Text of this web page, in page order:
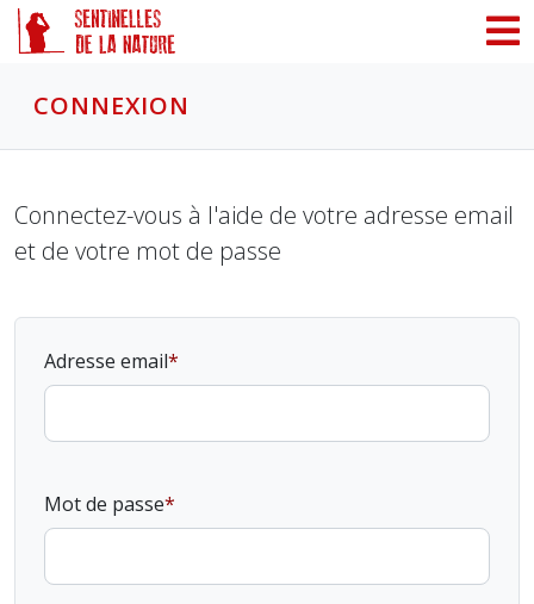
CONNEXION
Connectez-vous à l'aide de votre adresse email
et de votre mot de passe
Adresse email
Mot de passe
Panneau de gestion des cookies